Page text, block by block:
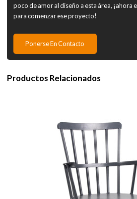
poco de amor al diseño a esta área, ¡ahora
para comenzar ese proyecto!
Ponerse En Contacto
Productos Relacionados